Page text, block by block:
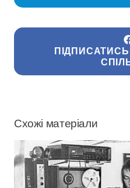
ПІДПИСАТИСЬ
Схожі матеріали